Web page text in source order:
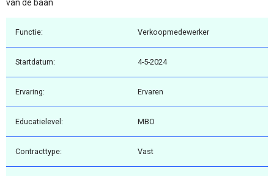
van de baan
Functie: Verkoopmedewerker
Startdatum: 4-5-2024
Ervaring: Ervaren
Educatielevel: MBO
Contracttype: Vast